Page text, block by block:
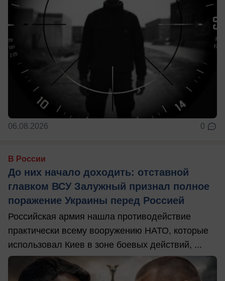
06.08.2026 0
В России
До них начало доходить: отставной
главком ВСУ Залужный признал полное
поражение Украины перед Россией
Российская армия нашла противодействие
практически всему вооружению НАТО, которые
использовал Киев в зоне боевых действий, ...